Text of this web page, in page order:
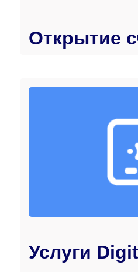
Открытие
Услуги